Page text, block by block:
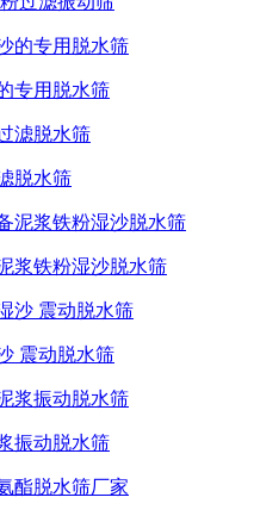
专用脱水筛
脱水筛
浆铁粉湿沙脱水筛
震动脱水筛
振动脱水筛